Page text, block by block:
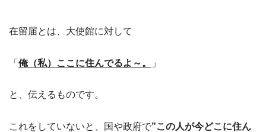
在留届とは、大使館に対して
「 俺（私）ここに住んでるよ～。 」
と、伝えるものです。
これをしていないと、国や政府で”この人が今どこに住ん